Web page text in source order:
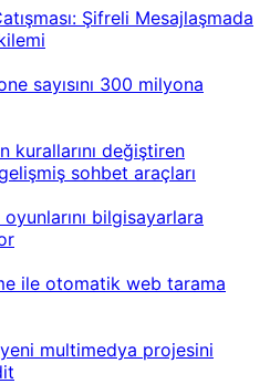
Şifreli Mesajlaşmada
sayısını 300 milyona
kurallarını değiştiren
sohbet araçları
bilgisayarlara
ile otomatik web tarama
multimedya projesini